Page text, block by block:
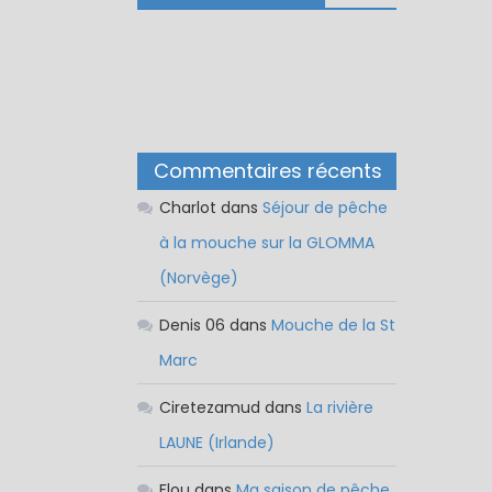
Commentaires récents
Charlot dansSéjour de pêche
à la mouche sur la GLOMMA
(Norvège)
Denis 06 dansMouche de la St
Marc
Ciretezamud dansLa rivière
LAUNE (Irlande)